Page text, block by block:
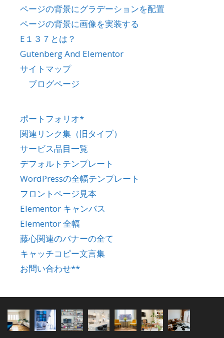
ページの背景にグラデーションを配置
ページの背景に画像を実装する
E１３７とは？
Gutenberg And Elementor
サイトマップ
ブログページ
ポートフォリオ*
関連リンク集（旧タイプ）
サービス品目一覧
デフォルトテンプレート
WordPressの全幅テンプレート
フロントページ見本
Elementor キャンバス
Elementor 全幅
藤心関連のバナーの全て
キャッチコピー文言集
お問い合わせ**